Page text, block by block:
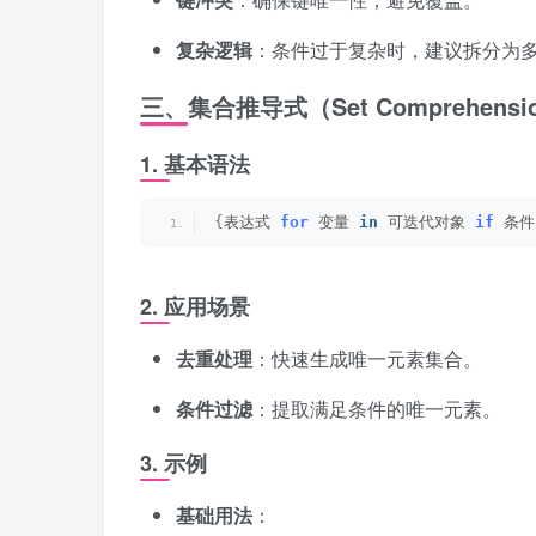
复杂逻辑：条件过于复杂时，建议拆分为多
三、集合推导式（Set
1. 基本语法
{ 表达式 for 变量 in 可迭代对象 if 条件
2. 应用场景
去重处理 ：快速生成唯一元素集合。
条件过滤：提取满足条件的唯一元素。
3. 示例
基础用法 ：